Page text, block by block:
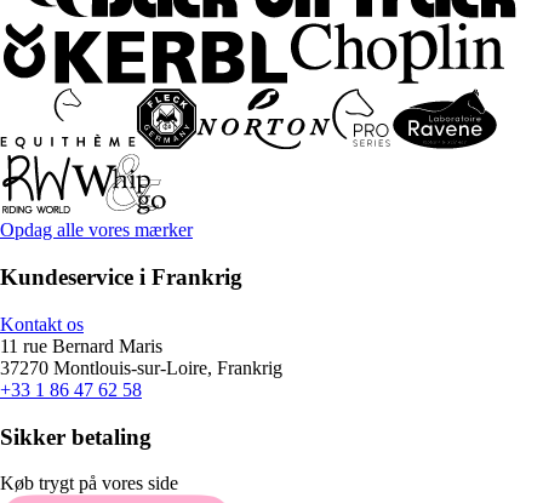
Opdag alle vores mærker
Kundeservice i Frankrig
Kontakt os
11 rue Bernard Maris
37270 Montlouis-sur-Loire, Frankrig
+33 1 86 47 62 58
Sikker betaling
Køb trygt på vores side